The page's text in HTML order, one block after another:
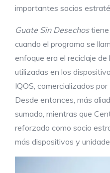
importantes socios
Guate Sin Desechostiene
cuando el programa se
enfoque era el reciclaje
utilizadas en los
IQOS, comercializados
Desde entonces, más
sumado, mientras que
reforzado como socio
más dispositivos y